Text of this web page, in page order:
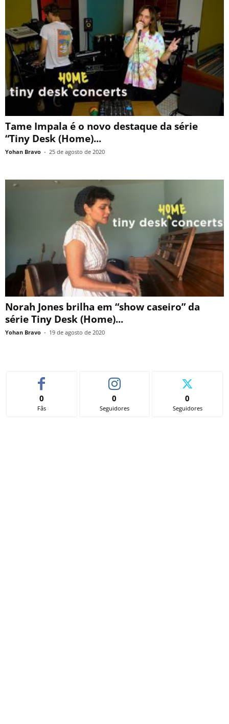
Tame Impala é o novo destaque da série
“Tiny Desk (Home)...
Yohan Bravo - 25 de agosto de 2020
Norah Jones brilha em “show caseiro” da
série Tiny Desk (Home)...
Yohan Bravo - 19 de agosto de 2020
0
Fãs
0
Seguidores
0
Seguidores